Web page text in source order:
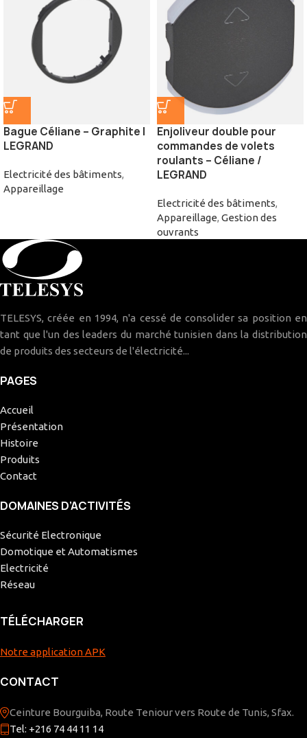
Bague Céliane – Graphite |
LEGRAND
Electricité des bâtiments,
Appareillage
Enjoliveur double pour
commandes de volets
roulants – Céliane /
LEGRAND
Electricité des bâtiments,
Appareillage, Gestion des
ouvrants
TELESYS, créée en 1994, n'a cessé de consolider sa position en
tant que l'un des leaders du marché tunisien dans la distribution
de produits des secteurs de l'électricité...
PAGES
Accueil
Présentation
Histoire
Produits
Contact
DOMAINES D’ACTIVITÉS
Sécurité Electronique
Domotique et Automatismes
Electricité
Réseau
TÉLÉCHARGER
Notre application APK
CONTACT
Ceinture Bourguiba, Route Teniour vers Route de Tunis, Sfax.
Tel: +216 74 44 11 14